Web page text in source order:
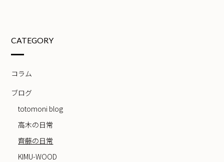
CATEGORY
コラム
ブログ
totomoni blog
高木の日常
齊藤の日常
KIMU-WOOD